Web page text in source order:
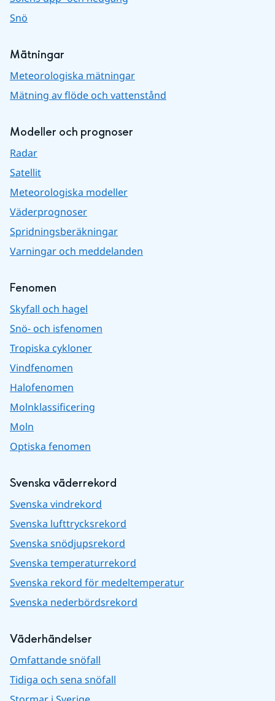
Snö
Mätningar
Meteorologiska mätningar
Mätning av flöde och vattenstånd
Modeller och prognoser
Radar
Satellit
Meteorologiska modeller
Väderprognoser
Spridningsberäkningar
Varningar och meddelanden
Fenomen
Skyfall och hagel
Snö- och isfenomen
Tropiska cykloner
Vindfenomen
Halofenomen
Molnklassificering
Moln
Optiska fenomen
Svenska väderrekord
Svenska vindrekord
Svenska lufttrycksrekord
Svenska snödjupsrekord
Svenska temperaturrekord
Svenska rekord för medeltemperatur
Svenska nederbördsrekord
Väderhändelser
Omfattande snöfall
Tidiga och sena snöfall